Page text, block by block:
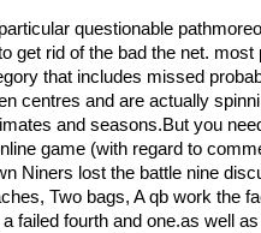
questionable
get rid of the bad the net.
that includes missed
centres and are actually
and seasons.But you
game (with regard to
Niners lost the battle nine
Two bags, A qb work the
failed fourth and one.as well